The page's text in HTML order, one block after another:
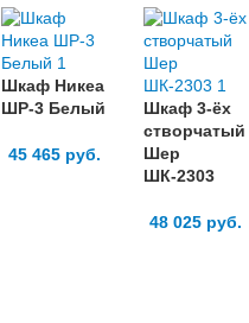
Шкаф Никеа
ШР-3 Белый
45 465руб.
Шкаф 3-ёх
створчатый
Шер
ШК-2303
48 025 руб.